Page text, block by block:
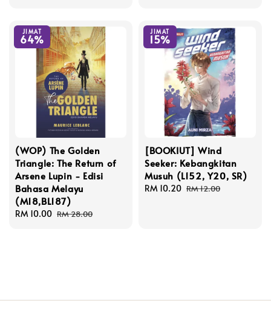
JIMAT
64%
(WOP) The Golden
Triangle: The Return of
Arsene Lupin - Edisi
Bahasa Melayu
(M18,BL187)
Sale
RM 10.00 Regular
RM 28.00
JIMAT
15%
[BOOKIUT] Wind
Seeker: Kebangkitan
Musuh (L152, Y20, SR)
Sale
RM 10.20 Regular
RM 12.00